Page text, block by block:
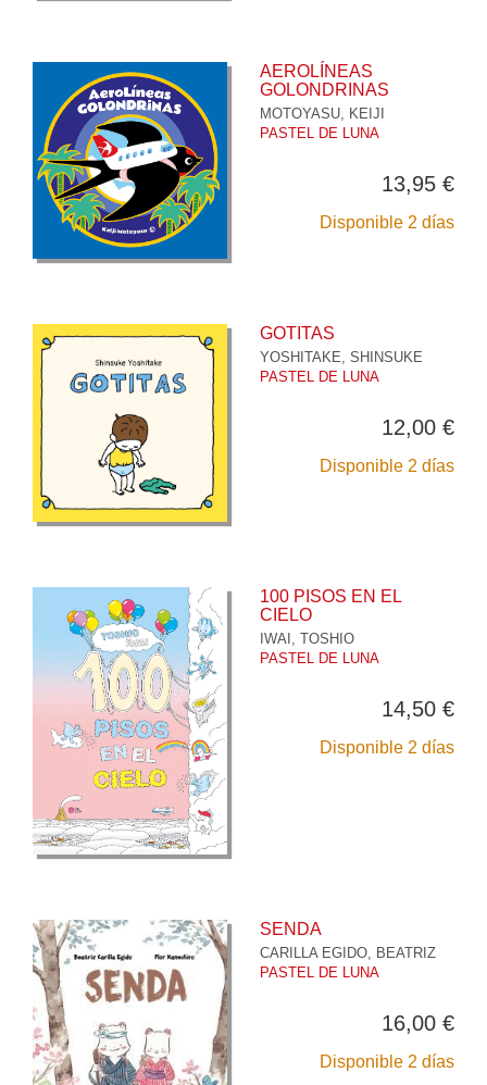
AEROLÍNEAS
GOLONDRINAS
MOTOYASU, KEIJI
PASTEL DE LUNA
13,95 €
Disponible 2 días
GOTITAS
YOSHITAKE, SHINSUKE
PASTEL DE LUNA
12,00 €
Disponible 2 días
100 PISOS EN EL
CIELO
IWAI, TOSHIO
PASTEL DE LUNA
14,50 €
Disponible 2 días
SENDA
CARILLA EGIDO, BEATRIZ
PASTEL DE LUNA
16,00 €
Disponible 2 días